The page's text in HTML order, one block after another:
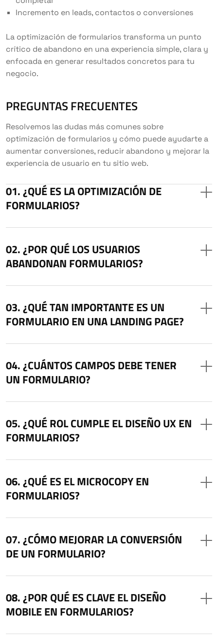
Incremento en leads, contactos o conversiones
La optimización de formularios transforma un punto
crítico de abandono en una experiencia simple, clara y
enfocada en generar resultados concretos para tu
negocio.
PREGUNTAS FRECUENTES
Resolvemos las dudas más comunes sobre
optimización de formularios y cómo puede ayudarte a
aumentar conversiones, reducir abandono y mejorar la
experiencia de usuario en tu sitio web.
¿QUÉ ES LA OPTIMIZACIÓN DE
FORMULARIOS?
¿POR QUÉ LOS USUARIOS
ABANDONAN FORMULARIOS?
¿QUÉ TAN IMPORTANTE ES UN
FORMULARIO EN UNA LANDING PAGE?
¿CUÁNTOS CAMPOS DEBE TENER
UN FORMULARIO?
¿QUÉ ROL CUMPLE EL DISEÑO UX EN
FORMULARIOS?
¿QUÉ ES EL MICROCOPY EN
FORMULARIOS?
¿CÓMO MEJORAR LA CONVERSIÓN
DE UN FORMULARIO?
¿POR QUÉ ES CLAVE EL DISEÑO
MOBILE EN FORMULARIOS?